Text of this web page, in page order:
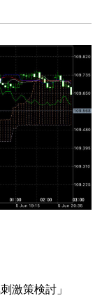
激策検討」